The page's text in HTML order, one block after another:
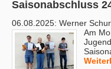
Saisonabschluss
06.08.2025: Werner
Am